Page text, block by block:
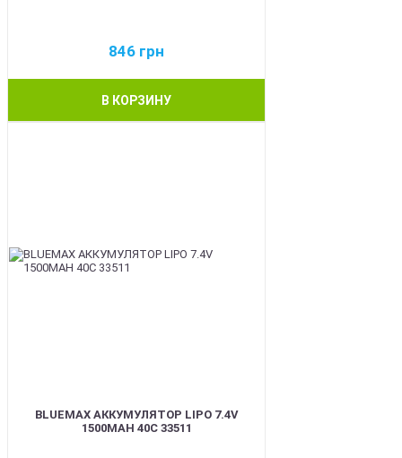
846 грн
В КОРЗИНУ
BLUEMAX АККУМУЛЯТОР LIPO 7.4V
1500MAH 40C 33511